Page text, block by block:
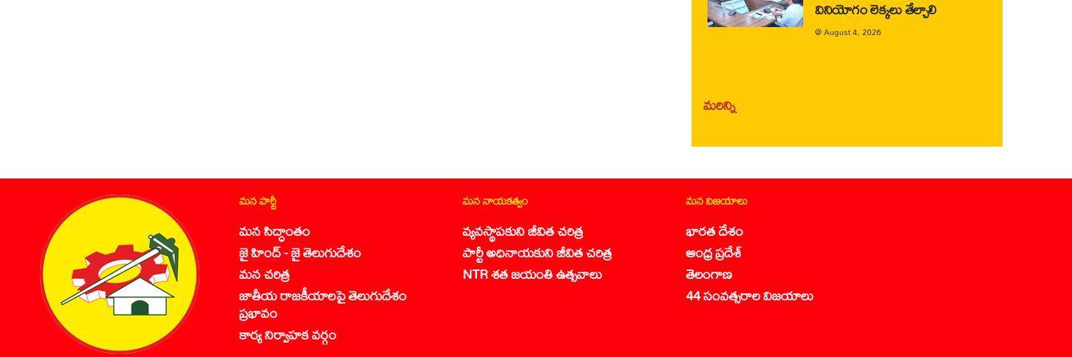
వినియోగం లెక్కలు తేల్చాలి
@August 4, 2026
మరిన్ని
మన పార్టీ
మన సిద్ధాంతం
జై హింద్ - జై తెలుగుదేశం
మన చరిత్ర
జాతీయ రాజకీయాలపై తెలుగుదేశం
ప్రభావం
కార్య నిర్వాహక వర్గం
మన నాయకత్వం
వ్యవస్థాపకుని జీవిత చరిత్ర
పార్టీ అధినాయకుని జీవిత చరిత్ర
NTR శత జయంతి ఉత్సవాలు
మన విజయాలు
భారత దేశం
ఆంధ్ర ప్రదేశ్
తెలంగాణ
44 సంవత్సరాల విజయాలు